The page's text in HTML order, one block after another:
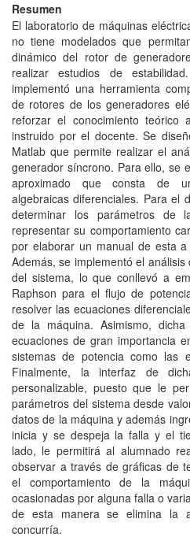
Resumen
El laboratorio de máquinas
no tiene modelados que
dinámico del rotor de
realizar estudios de
implementó una herramienta
de rotores de los generadores
reforzar el conocimiento teórico
instruido por el docente. Se
Matlab que permite realizar el
generador síncrono. Para ello, se
aproximado que consta de
algebraicas diferenciales. Para el
determinar los parámetros de
representar su comportamiento
por elaborar un manual de esta
Además, se implementó el
del sistema, lo que conllevó a
Raphson para el flujo de
resolver las ecuaciones
de la máquina. Asimismo,
ecuaciones de gran importancia
sistemas de potencia como las
Finalmente, la interfaz de
personalizable, puesto que le
parámetros del sistema desde
datos de la máquina y además
inicia y se despeja la falla y el
lado, le permitirá al alumnado
observar a través de gráficas de
el comportamiento de la
ocasionadas por alguna falla o
de esta manera se elimina la
concurría.